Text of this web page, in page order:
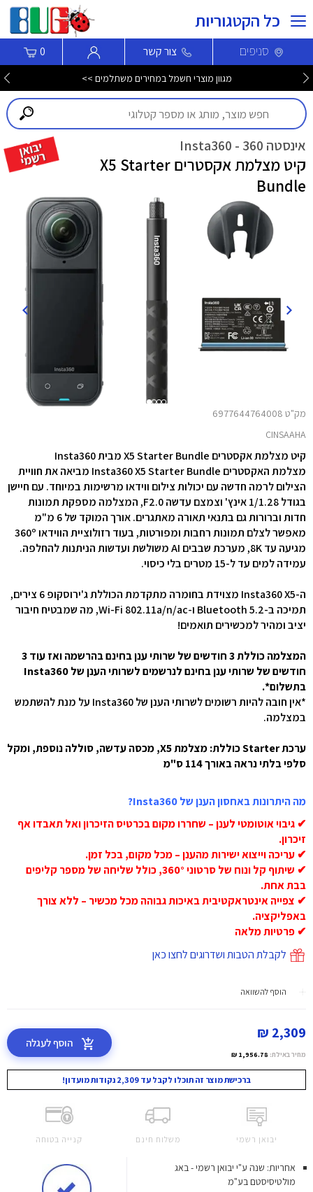
כל הקטגוריות
סניפים צור קשר 0
מחיר מיוחד שואב שוטף חכם ROBOROCK F25 ACE ISR >>>
אינסטה 360 - Insta360
קיט מצלמת אקסטרים X5 Starter
Bundle
מק"ט 6977644764008
CINSAAHA
קיט מצלמת אקסטרים X5 Starter Bundle מבית Insta360
מצלמת האקסטרים Insta360 X5 Starter Bundle מביאה את חוויית
הצילום לרמה חדשה עם יכולות צילום ווידאו מרשימות במיוחד. עם חיישן
בגודל 1/1.28 אינץ' וצמצם עדשה F2.0, המצלמה מספקת תמונות
חדות וברורות גם בתנאי תאורה מאתגרים. אורך המוקד של 6 מ"מ
מאפשר לצלם תמונות רחבות ומפורטות, בעוד רזולוציית הווידאו 360º
מגיעה עד 8K, מערכת שבבים AI משולשת ועדשות הניתנות להחלפה.
עמידה למים עד ל-15 מטרים בלי כיסוי.
ה-Insta360 X5 מצוידת בחומרה מתקדמת הכוללת ג'ירוסקופ 6 צירים,
תמיכה ב-Bluetooth 5.2 ו-Wi-Fi 802.11a/n/ac, מה שמבטיח חיבור
יציב ומהיר למכשירים תואמים!
המצלמה כוללת 3 חודשים של שרותי ענן בחינם בהרשמה ואז עוד 3
חודשים של שרותי ענן בחינם לנרשמים לשרותי הענן של Insta360
בתשלום*.
*אין חובה להיות רשומים לשרותי הענן של Insta360 על מנת להשתמש
במצלמה.
ערכת Starter כוללת: מצלמת X5, מכסה עדשה, סוללה נוספת, ומקל
סלפי בלתי נראה באורך 114 ס"מ
מה היתרונות באחסון הענן של Insta360?
✔ גיבוי אוטומטי לענן – שחררו מקום בכרטיס הזיכרון ואל תאבדו אף
זיכרון.
✔ עריכה וייצוא ישירות מהענן – מכל מקום, בכל זמן.
✔ שיתוף קל ונוח של סרטוני 360°, כולל שליחה של מספר קליפים
בבת אחת.
✔ צפייה אינטראקטיבית באיכות גבוהה מכל מכשיר – ללא צורך
באפליקציה.
✔ פרטיות מלאה
לקבלת הטבות ושדרוגים לחצו כאן
הוסף להשוואה
2,309 ₪
מחיר באילת: 1,956.78 ₪
הוסף לעגלה
ברכישת מוצר זה תוכלו לקבל עד 2,309 נקודות מועדון!
יבואן רשמי משלוח חינם קנייה בטוחה
אחריות: שנה ע"י יבואן רשמי - באג
מולטיסיסטם בע"מ